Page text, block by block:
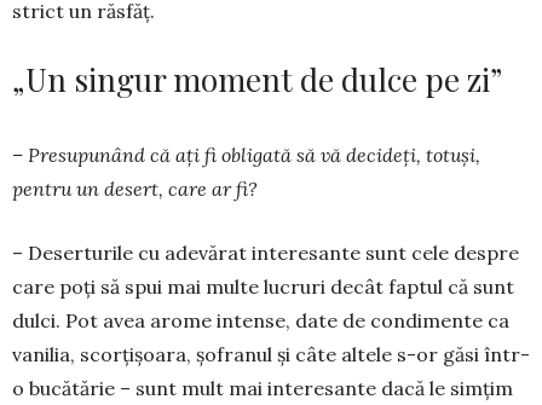
strict un răsfăț.
„Un singur moment de dulce pe zi”
– Presupunând că ați fi obligată să vă decideți, totuși,
pentru un desert, care ar fi?
– Deserturile cu adevărat interesante sunt cele despre
care poți să spui mai mul­te lucruri decât faptul că sunt
dulci. Pot avea arome in­tense, date de con­dimente ca
vanilia, scorțișoara, șofranul și câte altele s-or găsi într-
o bucă­tărie – sunt mult mai intere­sante dacă le simțim